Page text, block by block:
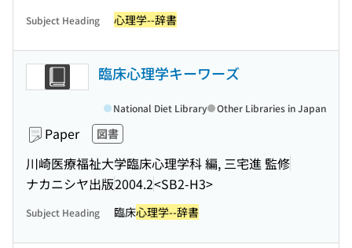
Subject Heading 心理学--辞書
臨床心理学キーワーズ
Paper 図書
川崎医療福祉大学臨床心理学科 編, 三宅進 監修
ナカニシヤ出版2004.2<SB2-H3>
National Diet Library Other Libraries in Japan
Subject Heading 臨床心理学--辞書